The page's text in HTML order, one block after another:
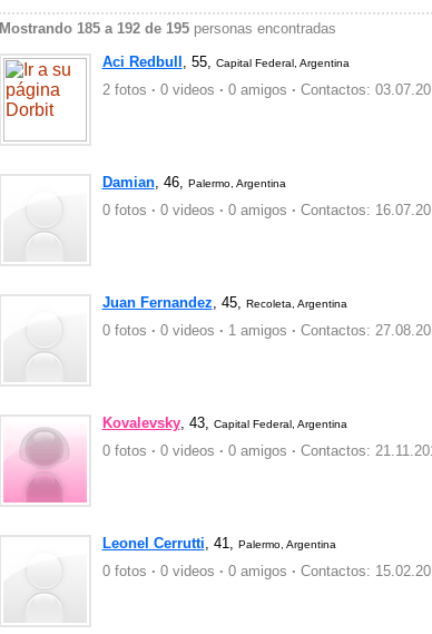
Mostrando 185 a 192 de 195personas encontradas
Aci Redbull , 55, Capital Federal, Argentina
2 fotos · 0 videos · 0 amigos · Contactos:
Damian, 46, Palermo, Argentina
0 fotos · 0 videos · 0 amigos · Contactos:
Juan Fernandez, 45, Recoleta, Argentina
0 fotos · 0 videos · 1 amigos · Contactos:
Kovalevsky, 43, Capital Federal, Argentina
0 fotos · 0 videos · 0 amigos · Contactos:
Leonel Cerrutti, 41, Palermo, Argentina
0 fotos · 0 videos · 0 amigos · Contactos: